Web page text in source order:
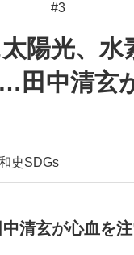
なかったからと言って…
#3
陽光、
田中清玄
史SDGs
清玄が心血を